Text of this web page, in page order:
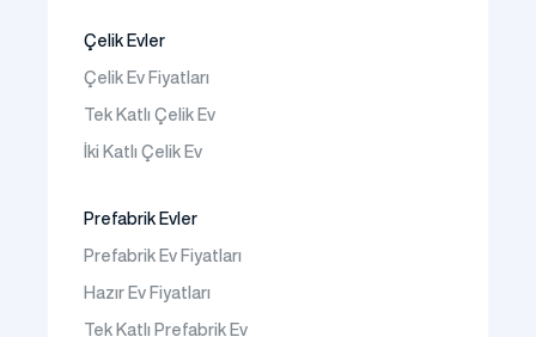
Çelik Evler
Çelik Ev Fiyatları
Tek Katlı Çelik Ev
İki Katlı Çelik Ev
Prefabrik Evler
Prefabrik Ev Fiyatları
Hazır Ev Fiyatları
Tek Katlı Prefabrik Ev